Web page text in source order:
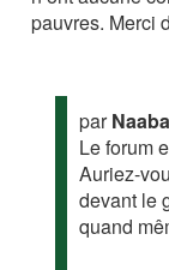
pauvres. Merci
par
Le forum
Auriez-
devant le
quand